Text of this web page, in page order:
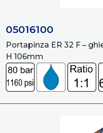
05016100
Portapinza ER 32 F –
H 106mm